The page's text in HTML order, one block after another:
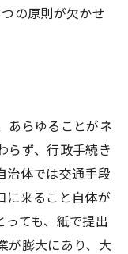
の原則が欠かせ
あらゆることがネ
らず、行政手続き
治体では交通手段
に来ること自体が
っても、紙で提出
が膨大にあり、大